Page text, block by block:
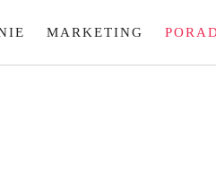
MARKETING